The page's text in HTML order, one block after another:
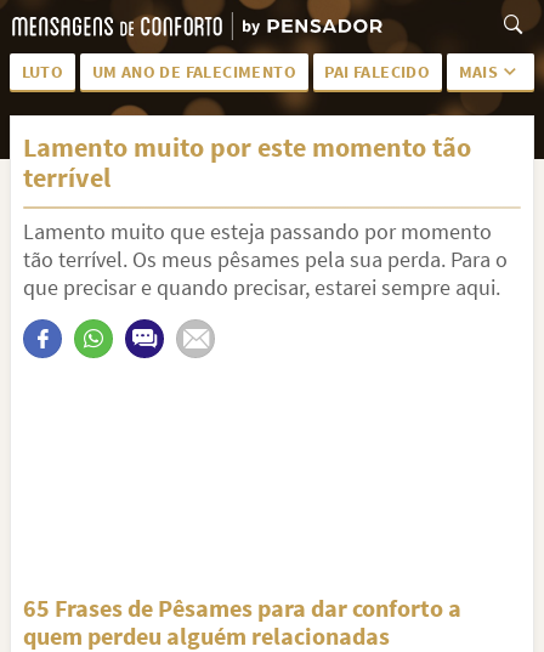
LUTO UM ANO DE FALECIMENTO PAI FALECIDO MAIS
LUTO PARA AMIGA PALAVRAS
SAUDADES DA MÃE
PÊSAMES PARA AMIGA DESCANSE EM PAZ
MEUS SENTIMENTOS PÊSAMES PARA AMIGO
FRASES DE LUTO PARA AMIGO FIM DE NAMORO
TODAS AS CATEGORIAS
Lamento muito por este momento tão
terrível
Lamento muito que esteja passando por momento
tão terrível. Os meus pêsames pela sua perda. Para o
que precisar e quando precisar, estarei sempre aqui.
65 Frases de Pêsames para dar conforto a
quem perdeu alguém relacionadas